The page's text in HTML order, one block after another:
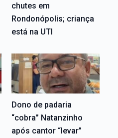
chutes em
Rondonópolis; criança
está na UTI
Dono de padaria
“cobra” Natanzinho
após cantor “levar”